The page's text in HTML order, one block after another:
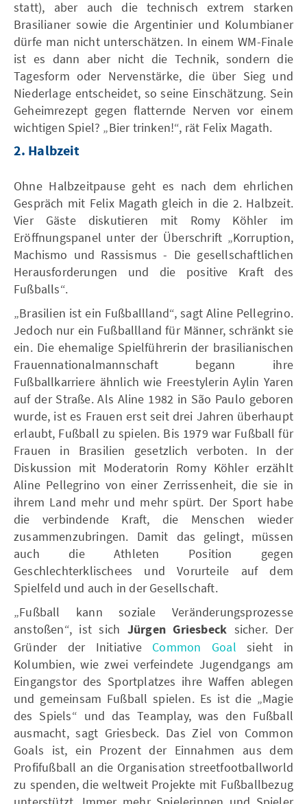
statt), aber auch die technisch extrem starken
Brasilianer sowie die Argentinier und Kolumbianer
dürfe man nicht unterschätzen. In einem WM-Finale
ist es dann aber nicht die Technik, sondern die
Tagesform oder Nervenstärke, die über Sieg und
Niederlage entscheidet, so seine Einschätzung. Sein
Geheimrezept gegen flatternde Nerven vor einem
wichtigen Spiel? „Bier trinken!“, rät Felix Magath.
2. Halbzeit
Ohne Halbzeitpause geht es nach dem ehrlichen
Gespräch mit Felix Magath gleich in die 2. Halbzeit.
Vier Gäste diskutieren mit Romy Köhler im
Eröffnungspanel unter der Überschrift „Korruption,
Machismo und Rassismus - Die gesellschaftlichen
Herausforderungen und die positive Kraft des
Fußballs“.
„Brasilien ist ein Fußballland“, sagt Aline Pellegrino.
Jedoch nur ein Fußballland für Männer, schränkt sie
ein. Die ehemalige Spielführerin der brasilianischen
Frauennationalmannschaft begann ihre
Fußballkarriere ähnlich wie Freestylerin Aylin Yaren
auf der Straße. Als Aline 1982 in São Paulo geboren
wurde, ist es Frauen erst seit drei Jahren überhaupt
erlaubt, Fußball zu spielen. Bis 1979 war Fußball für
Frauen in Brasilien gesetzlich verboten. In der
Diskussion mit Moderatorin Romy Köhler erzählt
Aline Pellegrino von einer Zerrissenheit, die sie in
ihrem Land mehr und mehr spürt. Der Sport habe
die verbindende Kraft, die Menschen wieder
zusammenzubringen. Damit das gelingt, müssen
auch die Athleten Position gegen
Geschlechterklischees und Vorurteile auf dem
Spielfeld und auch in der Gesellschaft.
„Fußball kann soziale Veränderungsprozesse
anstoßen“, ist sich Jürgen Griesbeck sicher. Der
Gründer der Initiative Common Goal sieht in
Kolumbien, wie zwei verfeindete Jugendgangs am
Eingangstor des Sportplatzes ihre Waffen ablegen
und gemeinsam Fußball spielen. Es ist die „Magie
des Spiels“ und das Teamplay, was den Fußball
ausmacht, sagt Griesbeck. Das Ziel von Common
Goals ist, ein Prozent der Einnahmen aus dem
Profifußball an die Organisation streetfootballworld
zu spenden, die weltweit Projekte mit Fußballbezug